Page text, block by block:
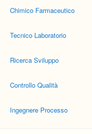
Chimico Farmaceutico
Tecnico Laboratorio
Ricerca Sviluppo
Controllo Qualità
Ingegnere Processo